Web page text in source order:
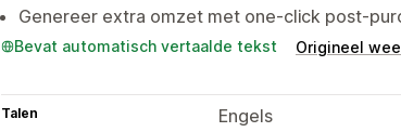
Genereer extra omzet met one-click post-
Bevat automatisch vertaalde tekst Origineel
Talen
Engels